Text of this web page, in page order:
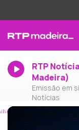
RTP
Madeira)
Emissão em
Notícias